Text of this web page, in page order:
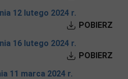
12 lutego 2024 r.
POBIERZ
16 lutego 2024 r.
POBIERZ
11 marca 2024 r.